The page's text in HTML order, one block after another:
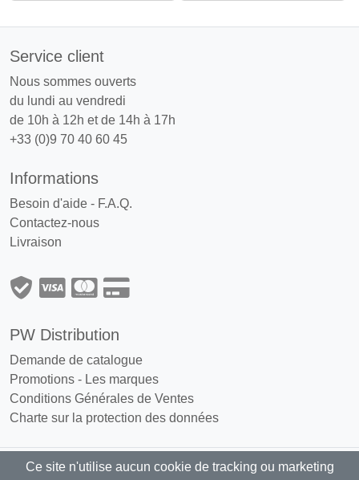
Service client
Nous sommes ouverts
du lundi au vendredi
de 10h à 12h et de 14h à 17h
+33 (0)9 70 40 60 45
Informations
Besoin d'aide - F.A.Q.
Contactez-nous
Livraison
PW Distribution
Demande de catalogue
Promotions - Les marques
Conditions Générales de Ventes
Charte sur la protection des données
Ce site n'utilise aucun cookie de tracking ou marketing